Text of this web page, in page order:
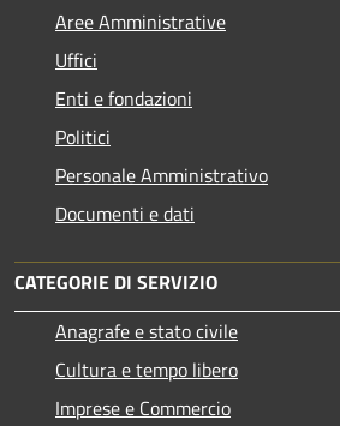
Aree Amministrative
Uffici
Enti e fondazioni
Politici
Personale Amministrativo
Documenti e dati
CATEGORIE DI SERVIZIO
Anagrafe e stato civile
Cultura e tempo libero
Imprese e Commercio